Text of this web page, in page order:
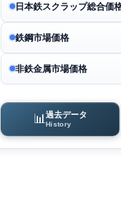
日本鉄スクラップ総合価
鉄鋼市場価格
非鉄金属市場価格
📊 過去データ
History